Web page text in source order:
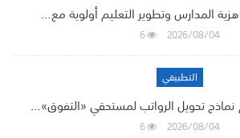
المدارس وتطوير التعليم أولوية مع…
2026/08/04
6
التطبيقي
تحويل الرواتب لمستحقي «التفوق»…
2026/08/04
6